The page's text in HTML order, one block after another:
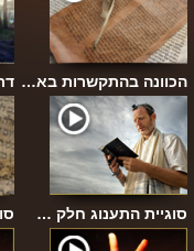
הכוונה בהתקשרות בא…
סוגיית התענוג חלק …